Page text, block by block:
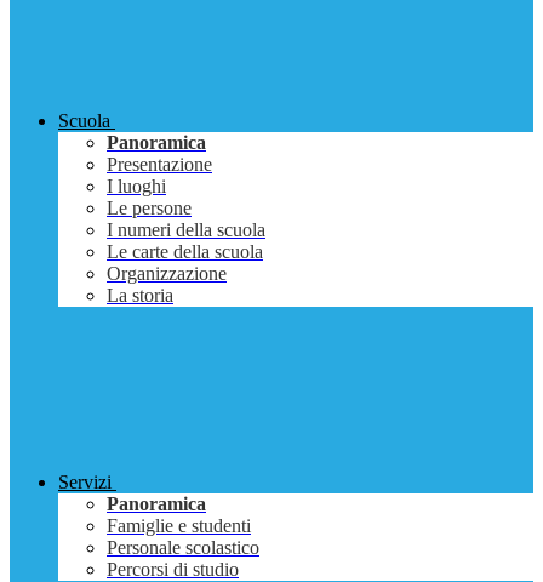
Scuola
Panoramica
Presentazione
I luoghi
Le persone
I numeri della scuola
Le carte della scuola
Organizzazione
La storia
Servizi
Panoramica
Famiglie e studenti
Personale scolastico
Percorsi di studio